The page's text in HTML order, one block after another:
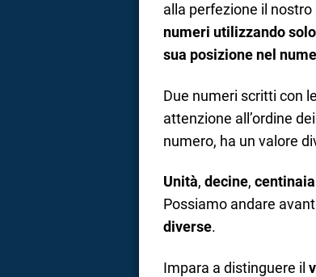
alla perfezione il
numeri utilizzando
sua posizione nel
Due numeri scritti con
attenzione all’ordine
numero, ha un valore
Unità, decine, centinaia
Possiamo andare
diverse.
Impara a distinguere il